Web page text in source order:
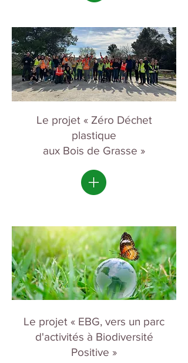
Le projet « Zéro Déchet
plastique
aux Bois de Grasse »
Le projet « EBG, vers un parc
d'activités à Biodiversité
Positive »